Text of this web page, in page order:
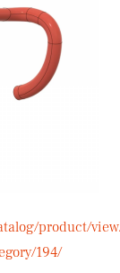
product/
194/